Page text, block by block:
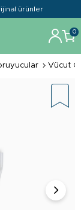
ürünler
0
Vücut